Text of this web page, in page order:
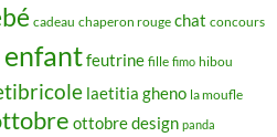
cadeau chaperon rouge chat concours
enfantfeutrine fille fimo hibou
laetitia gheno la moufle
ottobre design panda